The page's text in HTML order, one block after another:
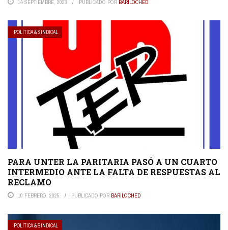
14 SEPTIEMBRE, 2023 PUBLICADO POR BARILOCHED
POLÍTICA & SINDICAL
PARA UNTER LA PARITARIA PASÓ A UN CUARTO
INTERMEDIO ANTE LA FALTA DE RESPUESTAS AL
RECLAMO
10 FEBRERO, 2025 PUBLICADO POR BARILOCHED
POLÍTICA & SINDICAL